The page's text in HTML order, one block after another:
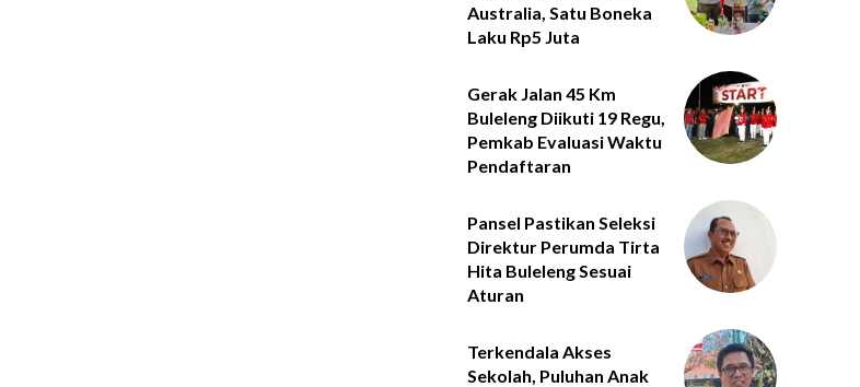
Australia, Satu Boneka
Laku Rp5 Juta
Gerak Jalan 45 Km
Buleleng Diikuti 19 Regu,
Pemkab Evaluasi Waktu
Pendaftaran
Pansel Pastikan Seleksi
Direktur Perumda Tirta
Hita Buleleng Sesuai
Aturan
Terkendala Akses
Sekolah, Puluhan Anak